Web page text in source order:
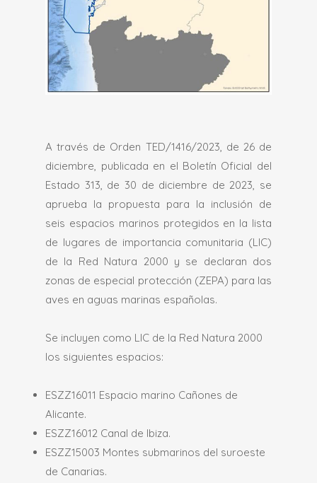
A través de Orden TED/1416/2023, de 26 de
diciembre, publicada en el Boletín Oficial del
Estado 313, de 30 de diciembre de 2023, se
aprueba la propuesta para la inclusión de
seis espacios marinos protegidos en la lista
de lugares de importancia comunitaria (LIC)
de la Red Natura 2000 y se declaran dos
zonas de especial protección (ZEPA) para las
aves en aguas marinas españolas.
Se incluyen como LIC de la Red Natura 2000
los siguientes espacios:
ESZZ16011 Espacio marino Cañones de
Alicante.
ESZZ16012 Canal de Ibiza.
ESZZ15003 Montes submarinos del suroeste
de Canarias.